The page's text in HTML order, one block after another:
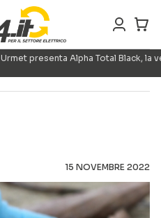
Urmet presenta Alpha Total Black,
15 NOVEMBRE 2022